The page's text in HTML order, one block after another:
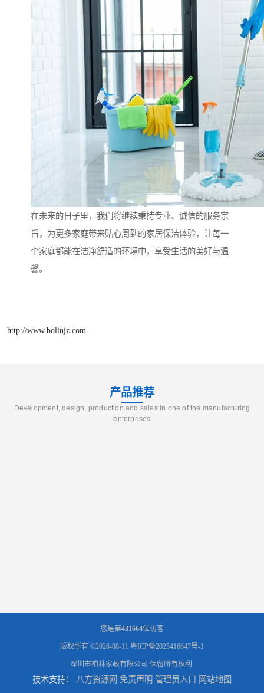
在未来的日子里，我们将继续秉持专业、诚信的服务宗
旨，为更多家庭带来贴心周到的家居保洁体验，让每一
个家庭都能在洁净舒适的环境中，享受生活的美好与温
馨。
http://www.bolinjz.com
产品推荐
Development, design, production and sales in one of the manufacturing
enterprises
您是第431664位访客
版权所有 ©2026-08-11 粤ICP备2025416647号-1
深圳市柏林家政有限公司 保留所有权利.
技术支持： 八方资源网 免责声明 管理员入口 网站地图